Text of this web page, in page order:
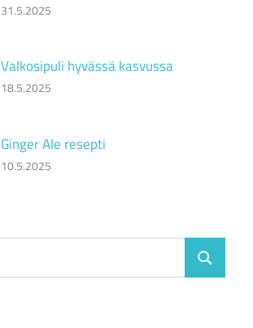
31.5.2025
Valkosipuli hyvässä kasvussa
18.5.2025
Ginger Ale resepti
10.5.2025
Search